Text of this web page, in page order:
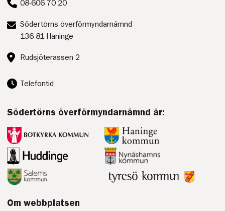
08-606 70 20
Postadress:
Södertörns överförmyndarnämnd
136 81 Haninge
Besöksadress:
Rudsjöterassen 2
Telefontid
Södertörns överförmyndarnämnd är:
Botkyrka
kommun
Haninge
kommun
Huddinge
kommun
Nynäshamn
kommun
Salem
kommun
Tyresö
Om webbplatsen